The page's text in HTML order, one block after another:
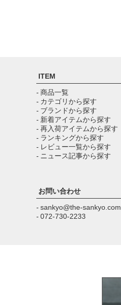
ITEM
- 商品一覧
- カテゴリから探す
- ブランドから探す
- 新着アイテムから探す
- 再入荷アイテムから探す
- ランキングから探す
- レビュー一覧から探す
- ニュース記事から探す
お問い合わせ
- sankyo@the-sankyo.com
- 072-730-2233